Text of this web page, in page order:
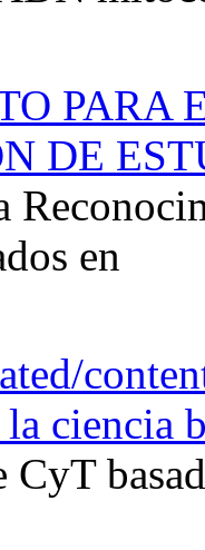
PARA
DE
en
ciencia
CyT